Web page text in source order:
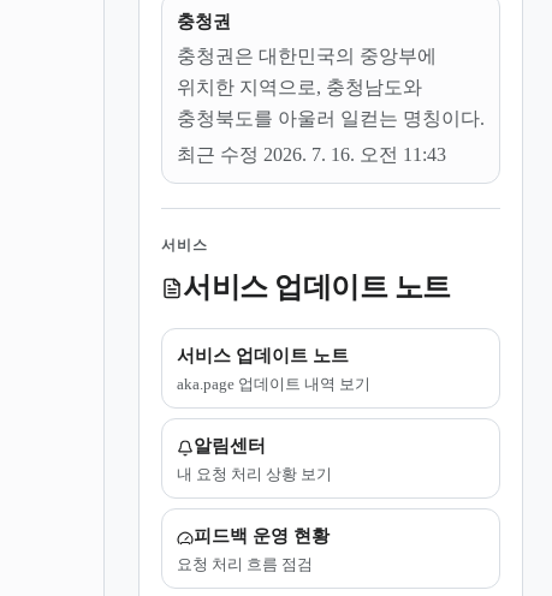
충청권
충청권은 대한민국의 중앙부에
위치한 지역으로, 충청남도와
충청북도를 아울러 일컫는 명칭이다.
최근 수정 2026. 7. 16. 오전 11:43
서비스
서비스 업데이트 노트
서비스 업데이트 노트
aka.page 업데이트 내역 보기
알림센터
내 요청 처리 상황 보기
피드백 운영 현황
요청 처리 흐름 점검